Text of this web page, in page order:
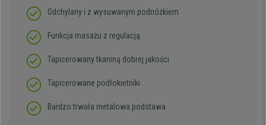
Odchylany i z wysuwanym podnóżkiem
Funkcja masażu z regulacją
Tapicerowany tkaniną dobrej jakości
Tapicerowane podłokietniki
Bardzo trwała metalowa podstawa